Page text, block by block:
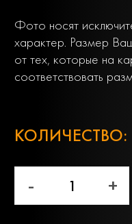
Фото носят
характер. Размер
от тех, которые на
соответствовать
КОЛИЧЕСТВО:
- +